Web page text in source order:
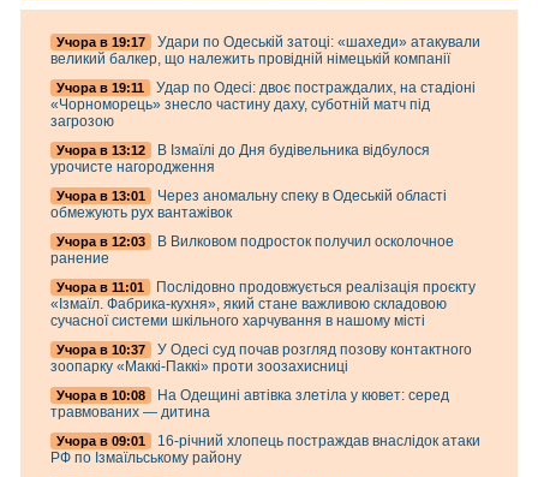
Учора в 19:17
Удари по Одеській затоці: «шахеди» атакували
великий балкер, що належить провідній німецькій компанії
Учора в 19:11
Удар по Одесі: двоє постраждалих, на стадіоні
«Чорноморець» знесло частину даху, суботній матч під
загрозою
Учора в 13:12
В Ізмаїлі до Дня будівельника відбулося
урочисте нагородження
Учора в 13:01
Через аномальну спеку в Одеській області
обмежують рух вантажівок
Учора в 12:03
В Вилковом подросток получил осколочное
ранение
Учора в 11:01
Послідовно продовжується реалізація проєкту
«Ізмаїл. Фабрика-кухня», який стане важливою складовою
сучасної системи шкільного харчування в нашому місті
Учора в 10:37
У Одесі суд почав розгляд позову контактного
зоопарку «Маккі-Паккі» проти зоозахисниці
Учора в 10:08
На Одещині автівка злетіла у кювет: серед
травмованих — дитина
Учора в 09:01
16-річний хлопець постраждав внаслідок атаки
РФ по Ізмаїльському району